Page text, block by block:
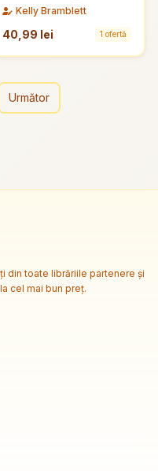
Kelly Bramblett
40,99 lei 1 ofertă
Următor
din toate librăriile partenere și
cel mai bun preț.